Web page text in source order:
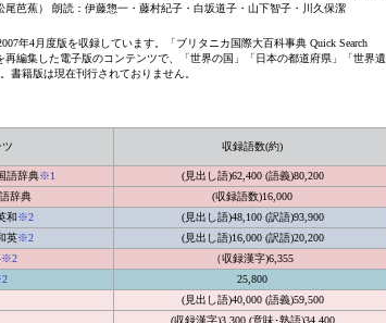
芭蕉） 朗読：伊藤惣一・藤村紀子・白坂道子・山下智子・川久保潔
年4月度版を収録しています。「ブリタニカ国際大百科事典 Quick Search
編集した電子版のコンテンツで、「世界の国」「日本の都道府県」「世界遺
書籍版は現在刊行されておりません。
収録語数(約)
語辞典※1
(見出し語)62,400 (語義)80,200
辞典
(収録語数)16,000
和※2
(見出し語)48,100 (訳語)93,900
英※2
(見出し語)16,000 (訳語)20,200
※2
（収録漢字)6,355
25,800
(見出し語)40,000 (語義)59,500
(収録漢字)3,300 (意味･熟語)34,400